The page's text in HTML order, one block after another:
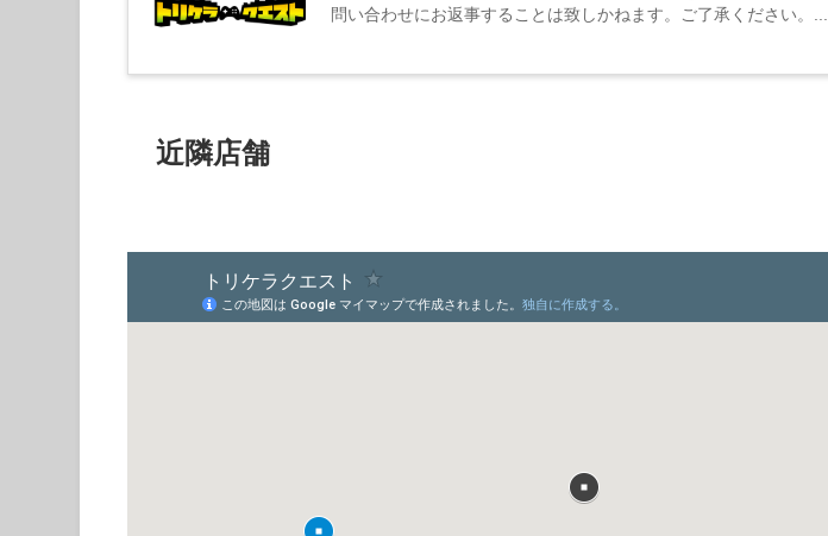
問い合わせにお返事することは致しかねます。ご了承ください。...
近隣店舗